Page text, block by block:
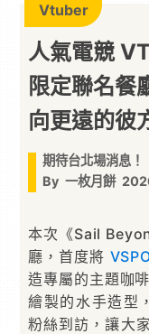
Vtuber
人氣電競
限定聯名
向更遠的彼
期待台北場消息！
By 一枚月餅
本次《Sail
廳，首度將
造專屬的主題咖
繪製的水手造型
粉絲到訪，讓大